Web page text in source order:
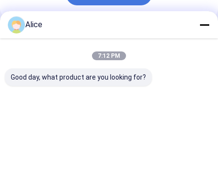
প্রস্তাবিত পণ্য
Alice
7:12 PM
Good day, what product are you looking for?